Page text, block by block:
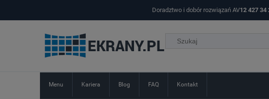
Doradztwo i dobór rozwiązań AV12 427 34
Menu Kariera Blog FAQ Kontakt